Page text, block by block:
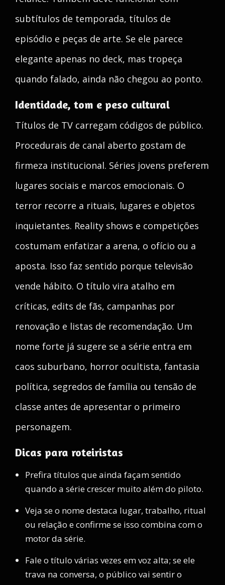
subtítulos de temporada, títulos de
episódio e peças de arte. Se ele parece
elegante apenas no deck, mas tropeça
quando falado, ainda não chegou ao ponto.
Identidade, tom e peso cultural
Títulos de TV carregam códigos de público.
Procedurais de canal aberto gostam de
firmeza institucional. Séries jovens preferem
lugares sociais e marcos emocionais. O
terror recorre a rituais, lugares e objetos
inquietantes. Reality shows e competições
costumam enfatizar a arena, o ofício ou a
aposta. Isso faz sentido porque televisão
vende hábito. O título vira atalho em
críticas, edits de fãs, campanhas por
renovação e listas de recomendação. Um
nome forte já sugere se a série entra em
caos suburbano, horror ocultista, fantasia
política, segredos de família ou tensão de
classe antes de apresentar o primeiro
personagem.
Dicas para roteiristas
Prefira títulos que ainda façam sentido
quando a série crescer muito além do piloto.
Veja se o nome destaca lugar, trabalho, ritual
ou relação e confirme se isso combina com o
motor da série.
Fale o título várias vezes em voz alta; se ele
trava na conversa, o público vai sentir o